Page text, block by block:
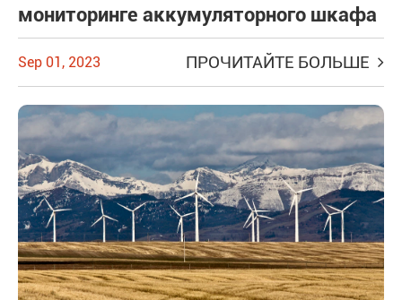
мониторинге аккумуляторного шкафа
Sep 01, 2023 ПРОЧИТАЙТЕ БОЛЬШЕ